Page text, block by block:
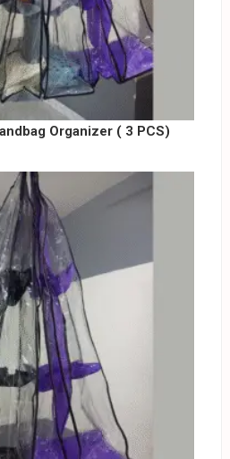
Organizer ( 3 PCS)